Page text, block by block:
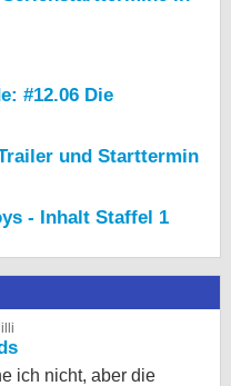
#12.06 Die
und Starttermin
- Inhalt Staffel 1
ich nicht, aber die